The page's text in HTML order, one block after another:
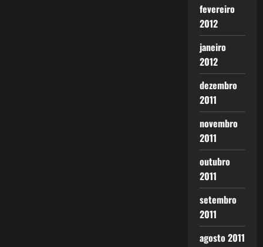
fevereiro
2012
janeiro
2012
dezembro
2011
novembro
2011
outubro
2011
setembro
2011
agosto 2011